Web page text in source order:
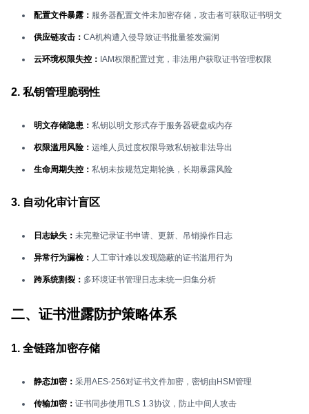
配置文件暴露： 服务器配置文件未加密存储，攻击者可获取证书明文
供应链攻击： CA机构遭入侵导致证书批量签发漏洞
云环境权限失控： IAM权限配置过宽，非法用户获取证书管理权限
2. 私钥管理脆弱性
明文存储隐患： 私钥以明文形式存于服务器硬盘或内存
权限滥用风险： 运维人员过度权限导致私钥被非法导出
生命周期失控： 私钥未按规范定期轮换，长期暴露风险
3. 自动化审计盲区
日志缺失： 未完整记录证书申请、更新、吊销操作日志
异常行为漏检： 人工审计难以发现隐蔽的证书滥用行为
跨系统割裂： 多环境证书管理日志未统一归集分析
二、证书泄露防护策略体系
1. 全链路加密存储
静态加密： 采用AES-256对证书文件加密，密钥由HSM管理
传输加密： 证书同步使用TLS 1.3协议，防止中间人攻击